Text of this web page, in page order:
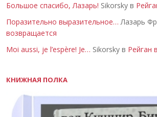
Большое спасибо, Лазарь! Sikorsky в
Поразительно выразительное… Лазарь
возвращается
Moi aussi, je l’espère! Je… Sikorsky в Рейган
КНИЖНАЯ ПОЛКА